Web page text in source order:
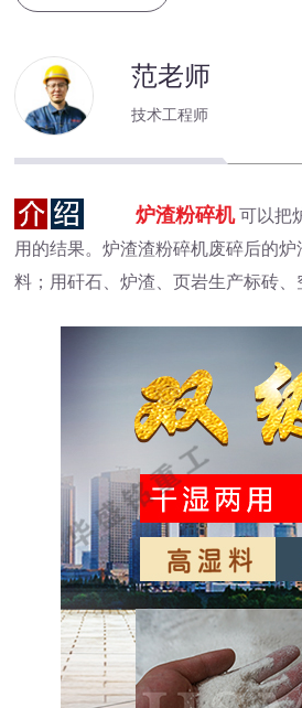
范老师
技术工程师
炉渣粉碎机 可以把
用的结果。炉渣渣粉碎机废碎后的
料；用矸石、炉渣、页岩生产标砖